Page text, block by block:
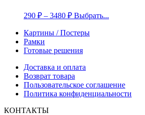
290 ₽ – 3480 ₽ Выбрать...
Картины / Постеры
Рамки
Готовые решения
Доставка и оплата
Возврат товара
Пользовательское соглашение
Политика конфиденциальности
КОНТАКТЫ